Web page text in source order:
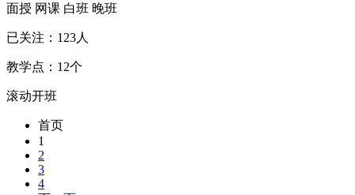
面授 网课 白班 晚班
已关注： 123人
教学点： 12个
滚动开班
首页
1
2
3
4